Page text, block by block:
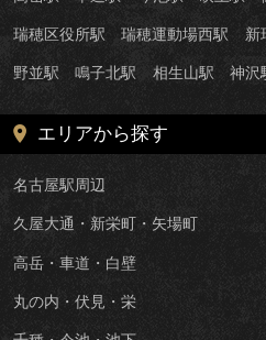
瑞穂区役所駅 瑞穂運動場西駅 新
野並駅 鳴子北駅 相生山駅 神沢
エリアから探す
名古屋駅周辺
久屋大通・新栄町・矢場町
高岳・車道・白壁
丸の内・伏見・栄